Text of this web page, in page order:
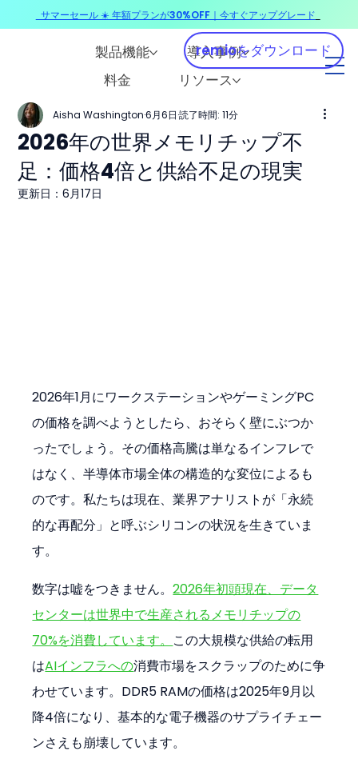
製品機能
導入事例
料金
リソース
remioをダウンロード
2026年の世界メモリチップ不
足：価格4倍と供給不足の現実
Aisha Washington 6月6日 読了時間: 11分
更新日：6月17日
2026年1月にワークステーションやゲーミングPC
の価格を調べようとしたら、おそらく壁にぶつか
ったでしょう。その価格高騰は単なるインフレで
はなく、半導体市場全体の構造的な変位によるも
のです。私たちは現在、業界アナリストが「永続
的な再配分」と呼ぶシリコンの状況を生きていま
す。
数字は嘘をつきません。2026年初頭現在、データ
センターは世界中で生産されるメモリチップの
70%を消費しています。 この大規模な供給の転用
はAIインフラへの消費市場をスクラップのために争
わせています。DDR5 RAMの価格は2025年9月以
降4倍になり、基本的な電子機器のサプライチェー
ンさえも崩壊しています。
サマーセール ☀️ 年額プランが30%OFF｜今すぐアップグレード